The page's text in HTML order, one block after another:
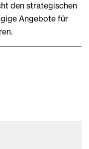
den strategischen
Angebote für